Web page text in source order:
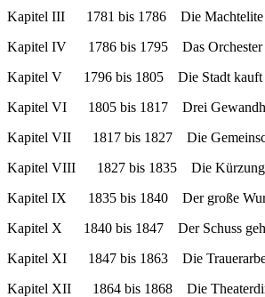
Kapitel III 1781 bis 1786 Die Machtelite
Kapitel IV 1786 bis 1795 Das Orchester
Kapitel V 1796 bis 1805 Die Stadt kauft
Kapitel VI 1805 bis 1817 Drei
Kapitel VII 1817 bis 1827 Die
Kapitel VIII 1827 bis 1835 Die
Kapitel IX 1835 bis 1840 Der große
Kapitel X 1840 bis 1847 Der Schuss geht
Kapitel XI 1847 bis 1863 Die
Kapitel XII 1864 bis 1868 Die